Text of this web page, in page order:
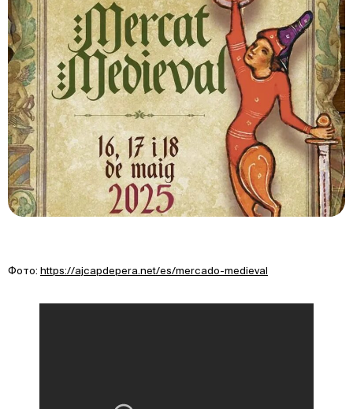
Фото: https://ajcapdepera.net/es/mercado-medieval